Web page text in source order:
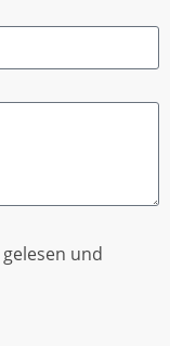
gelesen und